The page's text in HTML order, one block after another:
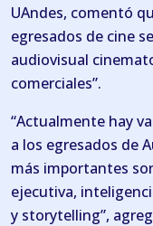
UAndes, comentó
egresados de cine
audiovisual
comerciales”.
“Actualmente hay
a los egresados de
más importantes
ejecutiva,
y storytelling”,